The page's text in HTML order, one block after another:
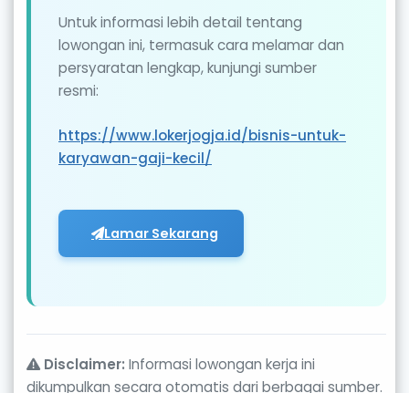
Untuk informasi lebih detail tentang
lowongan ini, termasuk cara melamar dan
persyaratan lengkap, kunjungi sumber
resmi:
https://www.lokerjogja.id/bisnis-untuk-
karyawan-gaji-kecil/
Lamar Sekarang
Disclaimer: Informasi lowongan kerja ini
dikumpulkan secara otomatis dari berbagai sumber.